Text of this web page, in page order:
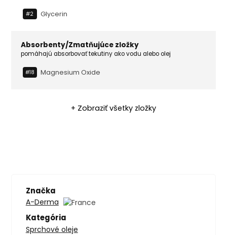
#2 Glycerin
Absorbenty/Zmatňujúce zložky
pomáhajú absorbovať tekutiny ako vodu alebo olej
#18 Magnesium Oxide
+ Zobraziť všetky zložky
Značka
A-Derma
Kategória
Sprchové oleje